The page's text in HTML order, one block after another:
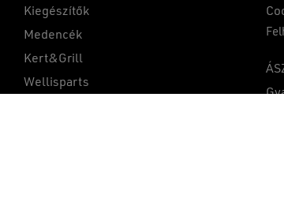
Kiegészítők
Medencék
Kert&Grill
Wellisparts